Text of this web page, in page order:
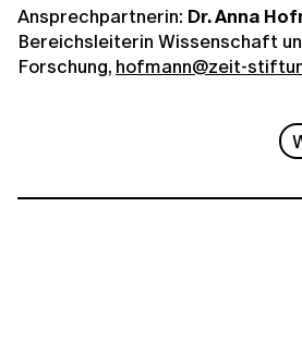
Ansprechpartnerin: Dr. Anna
Bereichsleiterin Wissenschaft
Forschung, hofmann@zeit-